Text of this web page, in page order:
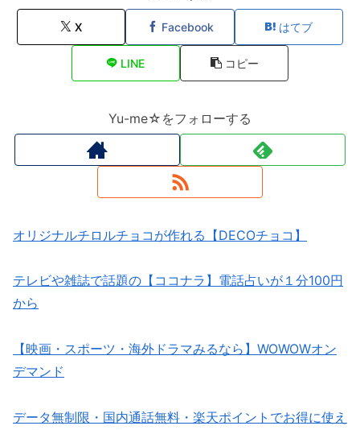
X Facebook はてブ
LINE コピー
Yu-me☆をフォローする
オリジナルチロルチョコが作れる【DECOチョコ】
テレビや雑誌で話題の【ココナラ】電話占いが１分100円
から
【映画・スポーツ・海外ドラマみるなら】WOWOWオン
デマンド
データ無制限・国内通話無料・楽天ポイントでお得に使え